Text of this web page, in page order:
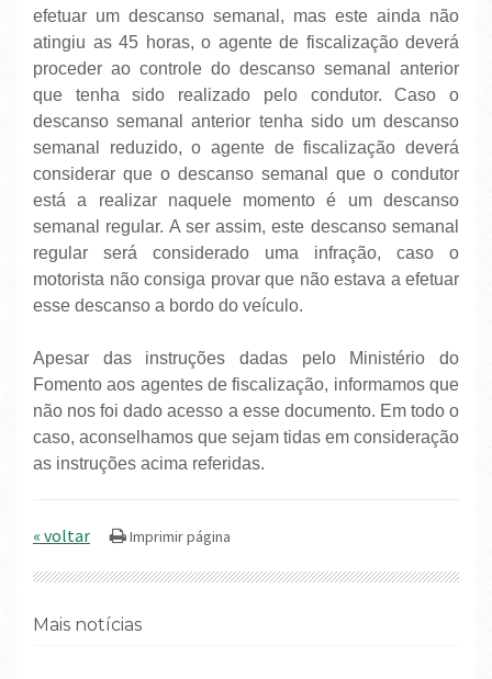
efetuar um descanso semanal, mas este ainda não
atingiu as 45 horas, o agente de fiscalização deverá
proceder ao controle do descanso semanal anterior
que tenha sido realizado pelo condutor. Caso o
descanso semanal anterior tenha sido um descanso
semanal reduzido, o agente de fiscalização deverá
considerar que o descanso semanal que o condutor
está a realizar naquele momento é um descanso
semanal regular. A ser assim, este descanso semanal
regular será considerado uma infração, caso o
motorista não consiga provar que não estava a efetuar
esse descanso a bordo do veículo.
Apesar das instruções dadas pelo Ministério do
Fomento aos agentes de fiscalização, informamos que
não nos foi dado acesso a esse documento. Em todo o
caso, aconselhamos que sejam tidas em consideração
as instruções acima referidas.
« voltar
Mais notícias